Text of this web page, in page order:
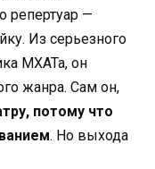
репертуар —
Из серьезного
МХАТа, он
жанра. Сам он,
потому что
. Но выхода